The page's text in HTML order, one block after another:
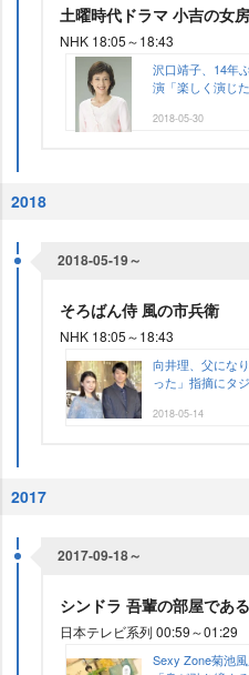
土曜時代ドラマ 小吉の女房
NHK 18:05～18:43
沢口靖子、14年
演「楽しく演じた
2018-05-30
2018
2018-05-19～
そろばん侍 風の市兵衛
NHK 18:05～18:43
向井理、父にな
った」指摘にタ
2018-05-14
2017
2017-09-18～
シンドラ 吾輩の部屋である
日本テレビ系列 00:59～01:29
Sexy Zone菊池